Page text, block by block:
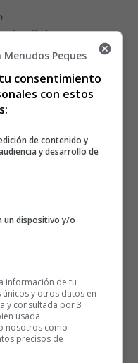
rallada
de
a hervir en agua
Cuando estén en
Añade la
queso rallado, la nuez
Mezcla bien y deja
Julio 2016
Peques
consentimiento
con estos
de contenido y
y desarrollo de
un dispositivo y/o
información de tu
y otros datos en
y consultada por 3
usada
nosotros como
precisos de